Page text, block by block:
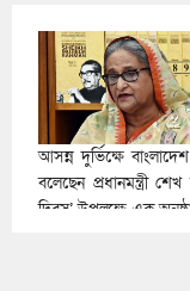
আসন্ন দুর্ভিক্ষে
বলেছেন প্রধানমন্ত্রী
দিবস’ উপলক্ষে এক